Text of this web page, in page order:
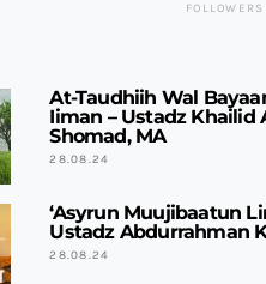
FOLLOWERS
At-Taudhiih Wal
Iiman – Ustadz Khailid
Shomad, MA
28.08.24
‘Asyrun Muujibaatun
Ustadz Abdurrahman
28.08.24